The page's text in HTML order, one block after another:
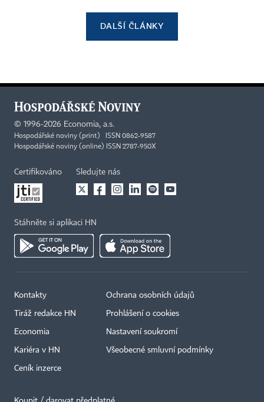
DALŠÍ ČLÁNKY
© 1996-2026 Economia, a.s.
Hospodářské noviny (print) ISSN 0862-9587
Hospodářské noviny (online) ISSN 2787-950X
Certifikováno Sledujte nás
Stáhněte si aplikaci HN
Kontakty
Tiráž redakce HN
Economia
Kariéra v HN
Ceník inzerce
Ochrana osobních údajů
Prohlášení o cookies
Nastavení soukromí
Všeobecné smluvní podmínky